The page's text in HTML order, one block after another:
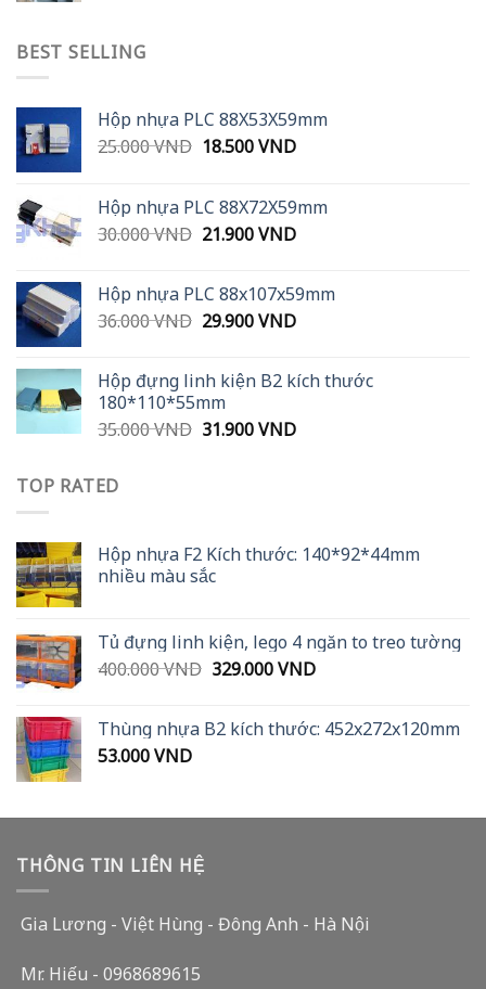
BEST SELLING
Hộp nhựa PLC 88X53X59mm
25.000VND Original
25.000 VND.
18.500VNDCurrent
18.500 VND.
Hộp nhựa PLC 88X72X59mm
30.000VND Original
30.000 VND.
21.900VNDCurrent
21.900 VND.
Hộp nhựa PLC 88x107x59mm
36.000VND Original
36.000 VND.
29.900VNDCurrent
29.900 VND.
Hộp đựng linh kiện B2 kích thước
180*110*55mm
35.000VND Original
31.900VNDCurrent
TOP RATED
Hộp nhựa F2 Kích thước: 140*92*44mm
nhiều màu sắc
Tủ đựng linh kiện, lego 4 ngăn to treo tường
400.000VND Original
400.000 VND.
329.000VNDCurrent
329.000 VND.
Thùng nhựa B2 kích thước: 452x272x120mm
53.000VND
THÔNG TIN LIÊN HỆ
Gia Lương - Việt Hùng - Đông Anh - Hà Nội
Mr. Hiếu - 0968689615